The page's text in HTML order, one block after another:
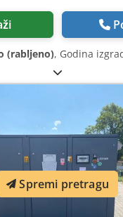
(rabljeno), Godina
Spremi pretragu